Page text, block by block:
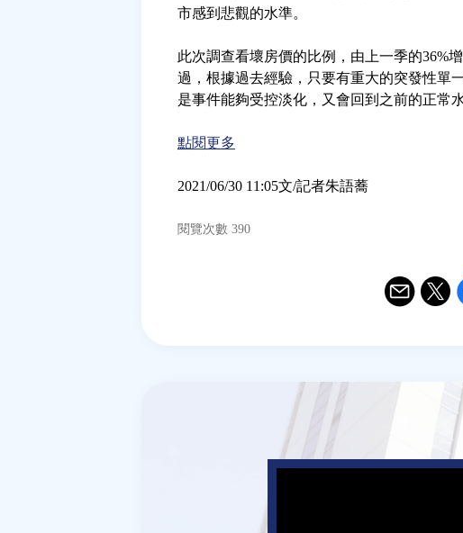
市感到悲觀的水準。
此次調查看壞房價的比例，由上一季的36%
過，根據過去經驗，只要有重大的突發性單
是事件能夠受控淡化，又會回到之前的正常水
點閱更多
2021/06/30 11:05文/記者朱語蕎
閱覽次數 390